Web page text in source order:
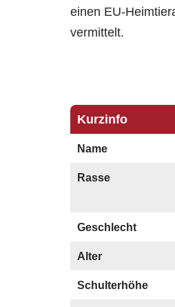
einen EU-
vermittelt.
Kurzinfo
Name
Rasse
Geschlecht
Alter
Schulterhöhe